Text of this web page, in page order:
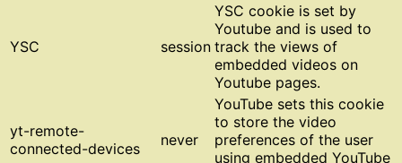
YSC session
YSC cookie is set by
Youtube and is used to
track the views of
embedded videos on
Youtube pages.
yt-remote-
connected-devices
never
YouTube sets this cookie
to store the video
preferences of the user
using embedded YouTube